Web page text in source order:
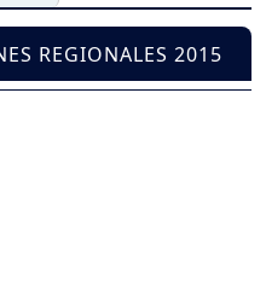
REGIONALES 2015